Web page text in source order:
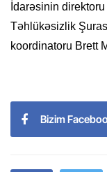
İdarəsinin
Təhlükəsizlik
koordinatoru Brett
Bizim